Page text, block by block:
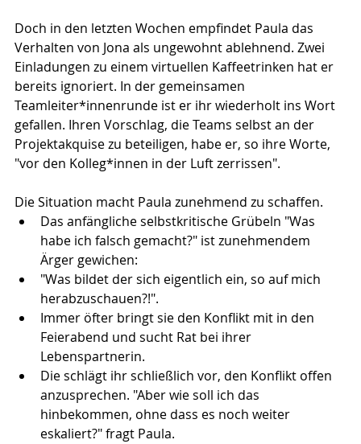
Doch in den letzten Wochen empfindet Paula das
Verhalten von Jona als ungewohnt ablehnend. Zwei
Einladungen zu einem virtuellen Kaffeetrinken hat er
bereits ignoriert. In der gemeinsamen
Teamleiter*innenrunde ist er ihr wiederholt ins Wort
gefallen. Ihren Vorschlag, die Teams selbst an der
Projektakquise zu beteiligen, habe er, so ihre Worte,
"vor den Kolleg*innen in der Luft zerrissen".
Die Situation macht Paula zunehmend zu schaffen.
Das anfängliche selbstkritische Grübeln "Was
habe ich falsch gemacht?" ist zunehmendem
Ärger gewichen:
"Was bildet der sich eigentlich ein, so auf mich
herabzuschauen?!".
Immer öfter bringt sie den Konflikt mit in den
Feierabend und sucht Rat bei ihrer
Lebenspartnerin.
Die schlägt ihr schließlich vor, den Konflikt offen
anzusprechen. "Aber wie soll ich das
hinbekommen, ohne dass es noch weiter
eskaliert?" fragt Paula.